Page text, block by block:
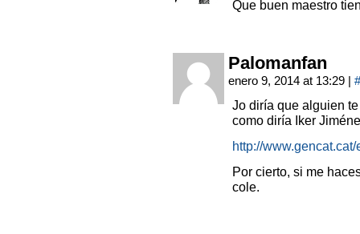
Que buen maestro
Palomanfan
enero 9, 2014 at 13:29 | #
Jo diría que alguien
como diría Iker
http://
Por cierto, si me
cole.